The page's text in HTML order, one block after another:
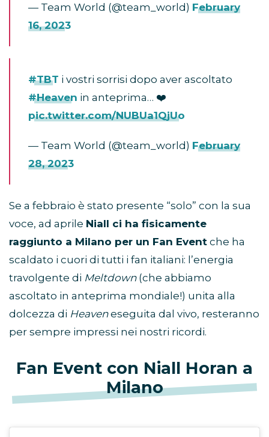
— Team World (@team_world) February
16, 2023
#TBT i vostri sorrisi dopo aver ascoltato
#Heaven in anteprima… ❤️
pic.twitter.com/NUBUa1QjUo
— Team World (@team_world) February
28, 2023
Se a febbraio è stato presente “solo” con la sua
voce, ad aprile Niall ci ha fisicamente
raggiunto a Milano per un Fan Event che ha
scaldato i cuori di tutti i fan italiani: l’energia
travolgente di Meltdown(che abbiamo
ascoltato in anteprima mondiale!) unita alla
dolcezza di Heaveneseguita dal vivo, resteranno
per sempre impressi nei nostri ricordi.
Fan Event con Niall Horan a
Milano